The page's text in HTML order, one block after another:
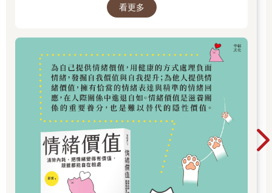
看更多